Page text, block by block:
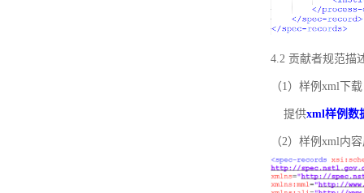
4.2 贡献者规范描
（1）样例xml下载
提供xml样例数
（2）样例xml内